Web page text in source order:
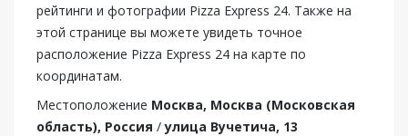
рейтинги и фотографии Pizza Express 24. Также на
этой странице вы можете увидеть точное
расположение Pizza Express 24 на карте по
координатам.
Местоположение Москва, Москва (Московская
область), Россия /улица Вучетича, 13